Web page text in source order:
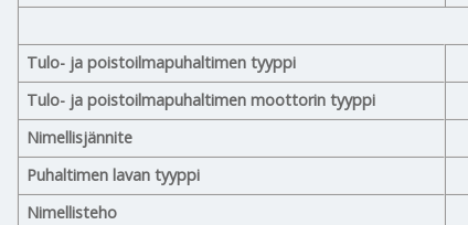
Tulo- ja poistoilmapuhaltimen tyyppi
Tulo- ja poistoilmapuhaltimen moottorin tyyppi
Nimellisjännite
Puhaltimen lavan tyyppi
Nimellisteho